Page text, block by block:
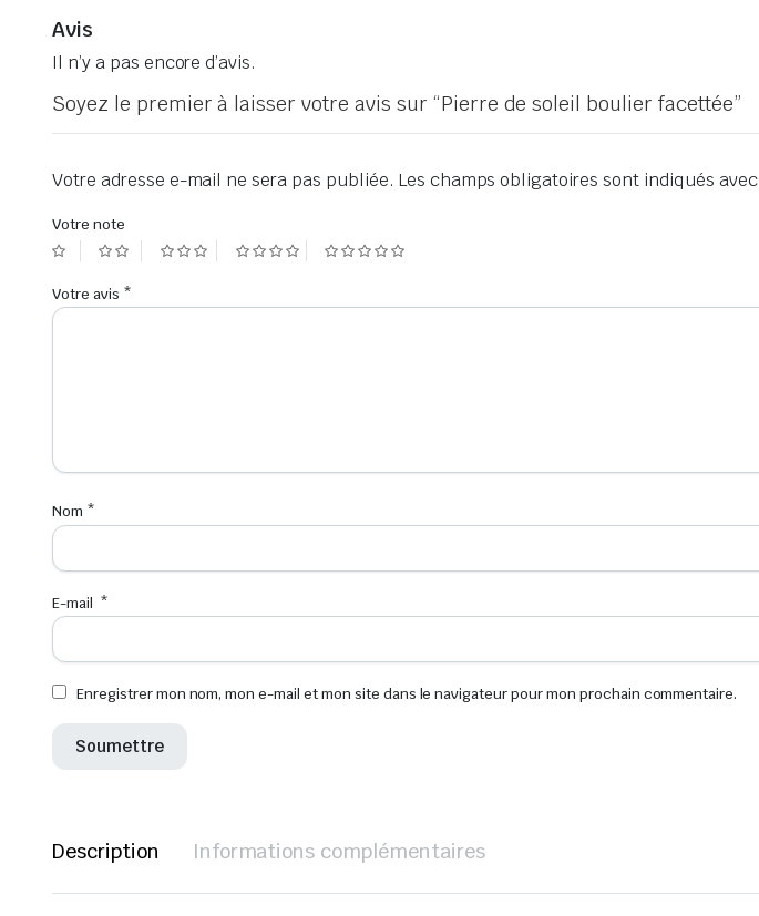
Avis
Il n’y a pas encore d’avis.
Soyez le premier à laisser votre avis sur “Pierre de soleil boulier facettée”
Votre adresse e-mail ne sera pas publiée. Les champs obligatoires sont indiqués avec
Votre note
Votre avis *
Nom *
E-mail *
Enregistrer mon nom, mon e-mail et mon site dans le navigateur pour mon prochain commentaire.
Description Informations complémentaires